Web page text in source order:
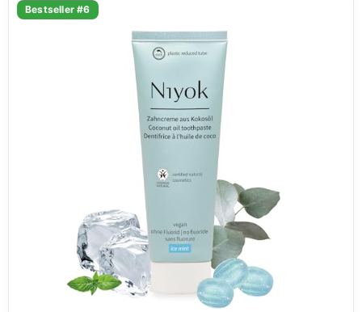
Bestseller #6